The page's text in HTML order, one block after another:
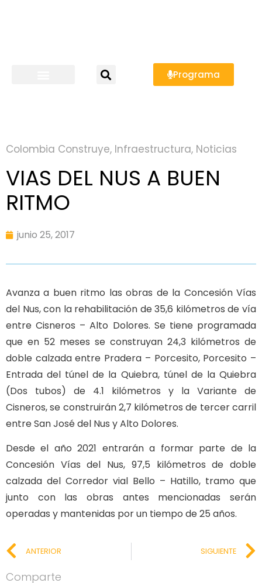
Programa
Colombia Construye, Infraestructura, Noticias
VIAS DEL NUS A BUEN
RITMO
junio 25, 2017
Avanza a buen ritmo las obras de la Concesión Vías
del Nus, con la rehabilitación de 35,6 kilómetros de vía
entre Cisneros – Alto Dolores. Se tiene programada
que en 52 meses se construyan 24,3 kilómetros de
doble calzada entre Pradera – Porcesito, Porcesito –
Entrada del túnel de la Quiebra, túnel de la Quiebra
(Dos tubos) de 4.1 kilómetros y la Variante de
Cisneros, se construirán 2,7 kilómetros de tercer carril
entre San José del Nus y Alto Dolores.
Desde el año 2021 entrarán a formar parte de la
Concesión Vías del Nus, 97,5 kilómetros de doble
calzada del Corredor vial Bello – Hatillo, tramo que
junto con las obras antes mencionadas serán
operadas y mantenidas por un tiempo de 25 años.
ANTERIOR SIGUIENTE
Comparte